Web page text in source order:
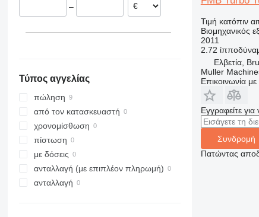
Ισπανία
–
Τύπος αγγελίας
πώληση
από τον κατασκευαστή
χρονομίσθωση
πίστωση
με δόσεις
ανταλλαγή (με επιπλέον πληρωμή)
ανταλλαγή
Τιμή κατόπιν
Βιομηχανικός
2011
2.72
Ελβετία,
Muller
Επικοινωνία
Εγγραφείτε
Συνδρομή
Πατώντας